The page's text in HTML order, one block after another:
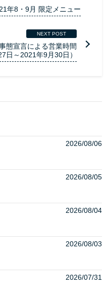
年8・9月 限定メニュー
NEXT POST
態宣言による営業時間
日～2021年9月30日）
2026/08/06
2026/08/05
2026/08/04
2026/08/03
2026/07/31